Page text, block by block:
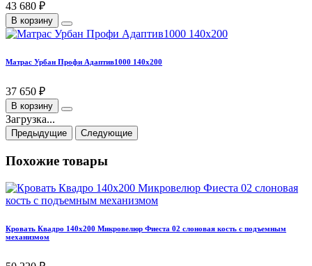
43 680 ₽
В корзину
Матрас Урбан Профи Адаптив1000 140х200
37 650 ₽
В корзину
Загрузка...
Предыдущие Следующие
Похожие товары
Кровать Квадро 140х200 Микровелюр Фиеста 02 слоновая кость с подъемным
механизмом